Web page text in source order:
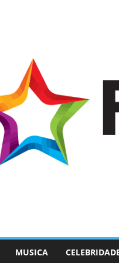
MUSICA